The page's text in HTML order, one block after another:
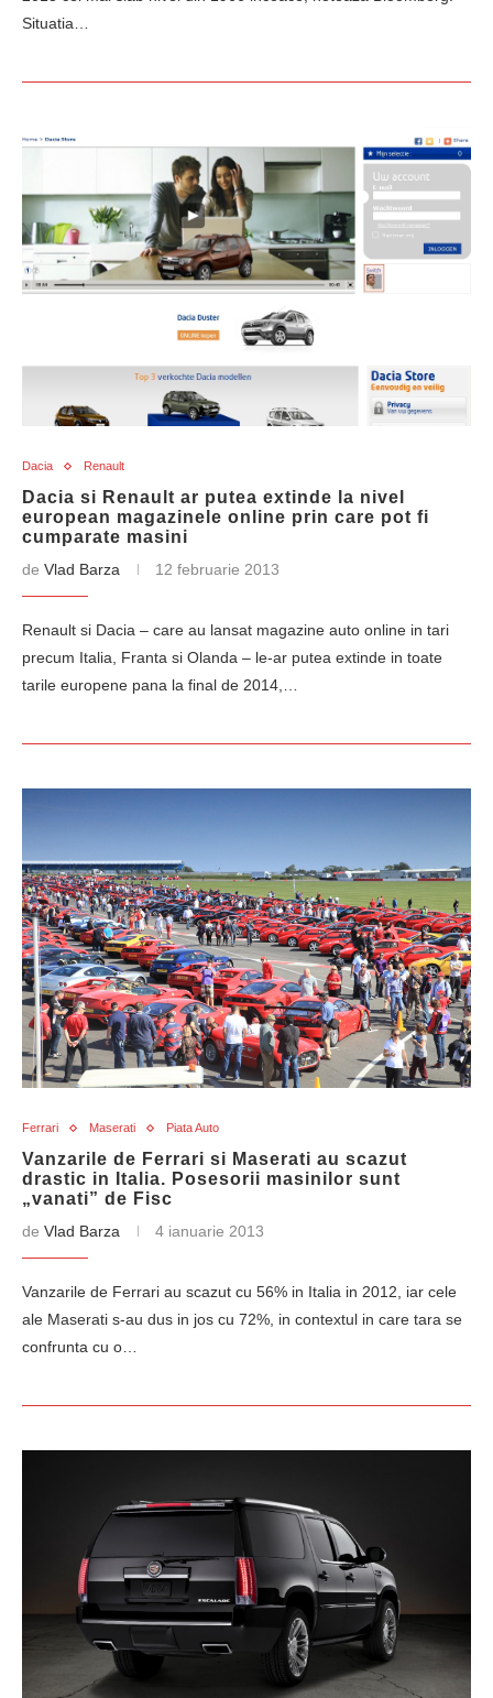
Situatia…
Dacia Renault
Dacia si Renault ar putea extinde la nivel
european magazinele online prin care pot fi
cumparate masini
de Vlad Barza 12 februarie 2013
Renault si Dacia – care au lansat magazine auto online in tari
precum Italia, Franta si Olanda – le-ar putea extinde in toate
tarile europene pana la final de 2014,…
Ferrari Maserati Piata Auto
Vanzarile de Ferrari si Maserati au scazut
drastic in Italia. Posesorii masinilor sunt
„vanati” de Fisc
de Vlad Barza 4 ianuarie 2013
Vanzarile de Ferrari au scazut cu 56% in Italia in 2012, iar cele
ale Maserati s-au dus in jos cu 72%, in contextul in care tara se
confrunta cu o…